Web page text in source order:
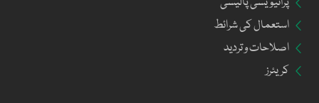
استعمال کی شرائط
اصلاحات و تردید
کریئرز